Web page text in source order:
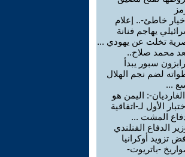
خاطئ-.. إعلام
يهاجم فنانة
تخلت عن يهودي ...
محمد صلاح..
سبور يبدأ
لضم نجم الهلال
...
: اليمن هو
الأول لـ-اتفاقية
المشت ...
الدفاع الفنلندي
تزويد أوكرانيا
-باتريوت-